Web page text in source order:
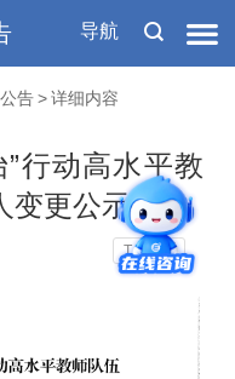
导航
告 > 详细内容
行动高水平教
变更公示
T T